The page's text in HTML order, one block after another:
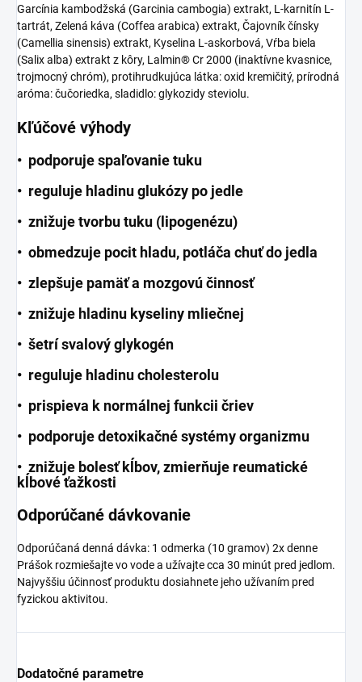
Garcínia kambodžská (Garcinia cambogia) extrakt, L-karnitín L-
tartrát, Zelená káva (Coffea arabica) extrakt, Čajovník čínsky
(Camellia sinensis) extrakt, Kyselina L-askorbová, Vŕba biela
(Salix alba) extrakt z kôry, Lalmin® Cr 2000 (inaktívne kvasnice,
trojmocný chróm), protihrudkujúca látka: oxid kremičitý, prírodná
aróma: čučoriedka, sladidlo: glykozidy steviolu.
Kľúčové výhody
• podporuje spaľovanie tuku
• reguluje hladinu glukózy po jedle
• znižuje tvorbu tuku (lipogenézu)
• obmedzuje pocit hladu, potláča chuť do jedla
• zlepšuje pamäť a mozgovú činnosť
• znižuje hladinu kyseliny mliečnej
• šetrí svalový glykogén
• reguluje hladinu cholesterolu
• prispieva k normálnej funkcii čriev
• podporuje detoxikačné systémy organizmu
• znižuje bolesť kĺbov, zmierňuje reumatické
kĺbové ťažkosti
Odporúčané dávkovanie
Odporúčaná denná dávka: 1 odmerka (10 gramov) 2x denne
Prášok rozmiešajte vo vode a užívajte cca 30 minút pred jedlom.
Najvyššiu účinnosť produktu dosiahnete jeho užívaním pred
fyzickou aktivitou.
Dodatočné parametre